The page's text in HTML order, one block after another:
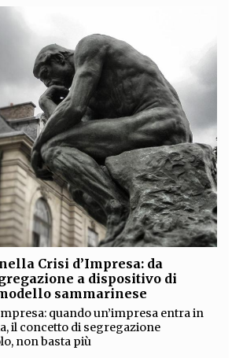
Crisi d’Impresa: da
a dispositivo di
sammarinese
quando un’impresa entra in
il concetto di segregazione
non basta più